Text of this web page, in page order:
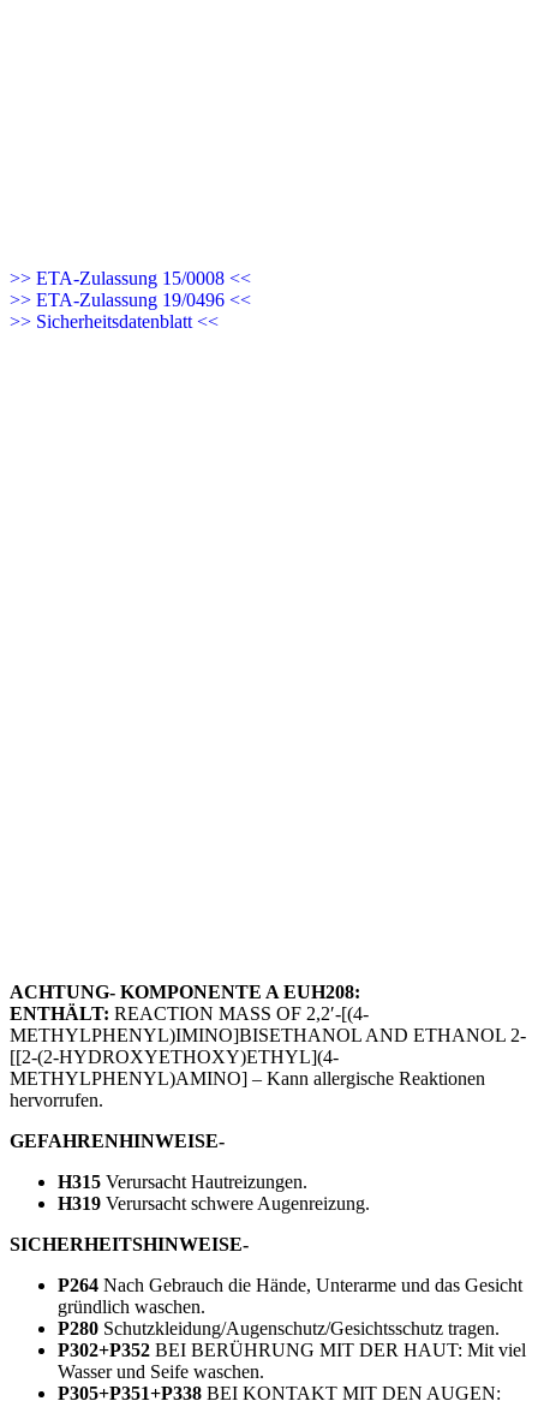
>> ETA-Zulassung 15/0008 <<
>> ETA-Zulassung 19/0496 <<
>> Sicherheitsdatenblatt <<
ACHTUNG- KOMPONENTE A EUH208:
ENTHÄLT: REACTION MASS OF 2,2′-[(4-
METHYLPHENYL)IMINO]BISETHANOL AND ETHANOL 2-
[[2-(2-HYDROXYETHOXY)ETHYL](4-
METHYLPHENYL)AMINO] – Kann allergische Reaktionen
hervorrufen.
GEFAHRENHINWEISE-
H315 Verursacht Hautreizungen.
H319 Verursacht schwere Augenreizung.
SICHERHEITSHINWEISE-
P264 Nach Gebrauch die Hände, Unterarme und das Gesicht
gründlich waschen.
P280 Schutzkleidung/Augenschutz/Gesichtsschutz tragen.
P302+P352 BEI BERÜHRUNG MIT DER HAUT: Mit viel
Wasser und Seife waschen.
P305+P351+P338 BEI KONTAKT MIT DEN AUGEN: